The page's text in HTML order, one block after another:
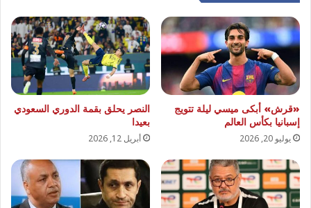
«قرش» أبكى ميسي ليلة تتويج
إسبانيا بكأس العالم
يوليو 20, 2026
النصر يحلق بقمة الدوري السعودي
بعيدا
أبريل 12, 2026